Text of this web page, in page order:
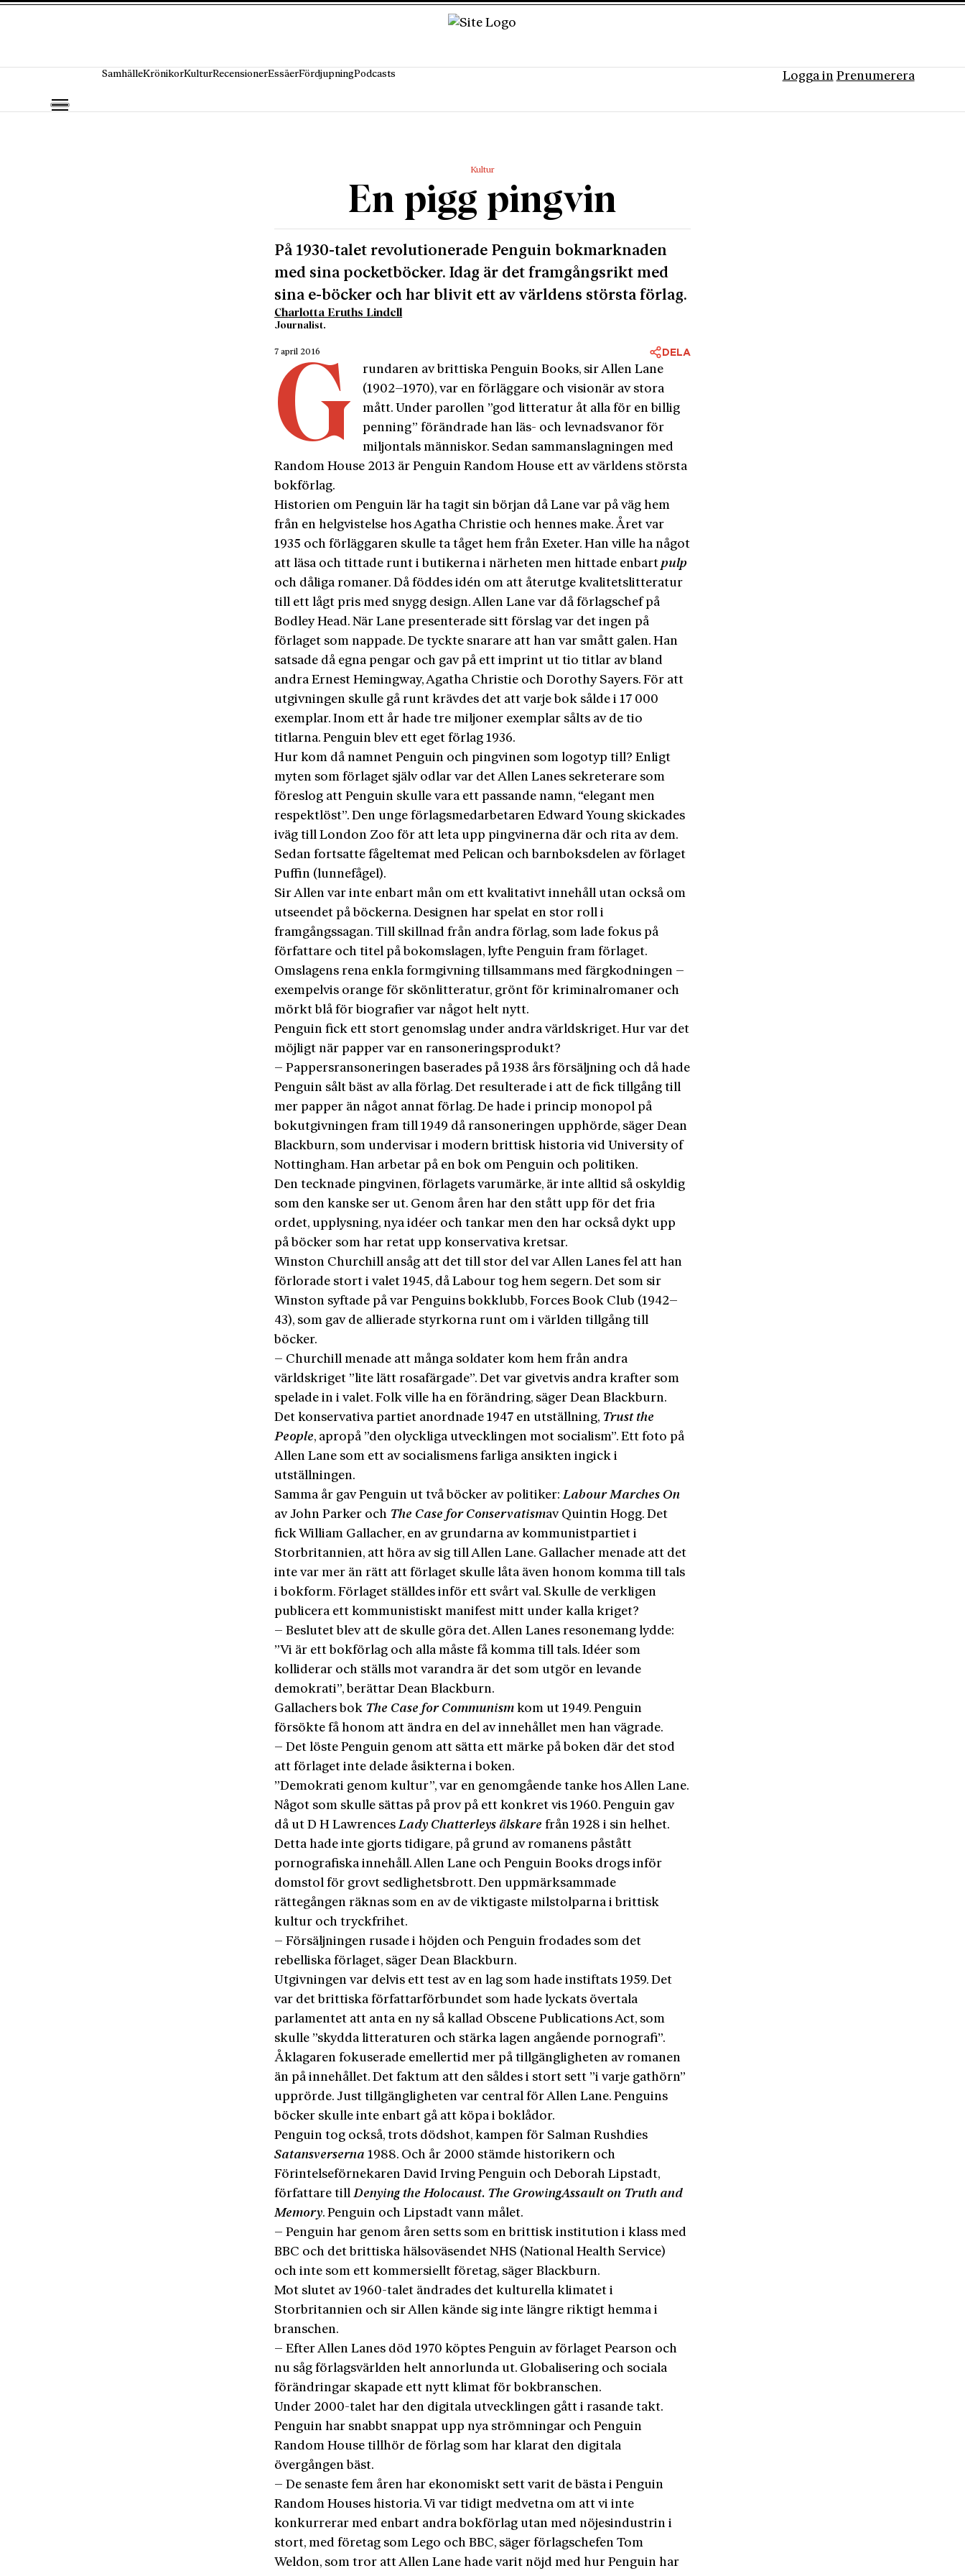
SamhälleKrönikorKulturRecensionerEssäerFördjupningPodcasts Logga in Prenumerera
Kultur
En pigg pingvin
På 1930-talet revolutionerade Penguin bokmarknaden
med sina pocketböcker. Idag är det framgångsrikt med
sina e-böcker och har blivit ett av världens största förlag.
Charlotta Eruths Lindell
Journalist.
7 april 2016 DELA
G
rundaren av brittiska Penguin Books, sir Allen Lane
(1902–1970), var en förläggare och visionär av stora
mått. Under parollen ”god litteratur åt alla för en billig
penning” förändrade han läs- och levnadsvanor för
miljontals människor. Sedan sammanslagningen med
Random House 2013 är Penguin Random House ett av världens största
bokförlag.
Historien om Penguin lär ha tagit sin början då Lane var på väg hem
från en helgvistelse hos Agatha Christie och hennes make. Året var
1935 och förläggaren skulle ta tåget hem från Exeter. Han ville ha något
att läsa och tittade runt i butikerna i närheten men hittade enbartpulp
och dåliga romaner. Då föddes idén om att återutge kvalitetslitteratur
till ett lågt pris med snygg design. Allen Lane var då förlagschef på
Bodley Head. När Lane presenterade sitt förslag var det ingen på
förlaget som nappade. De tyckte snarare att han var smått galen. Han
satsade då egna pengar och gav på ett imprint ut tio titlar av bland
andra Ernest Hemingway, Agatha Christie och Dorothy Sayers. För att
utgivningen skulle gå runt krävdes det att varje bok sålde i 17 000
exemplar. Inom ett år hade tre miljoner exemplar sålts av de tio
titlarna. Penguin blev ett eget förlag 1936.
Hur kom då namnet Penguin och pingvinen som logotyp till? Enligt
myten som förlaget själv odlar var det Allen Lanes sekreterare som
föreslog att Penguin skulle vara ett passande namn, “elegant men
respektlöst”. Den unge förlagsmedarbetaren Edward Young skickades
iväg till London Zoo för att leta upp pingvinerna där och rita av dem.
Sedan fortsatte fågeltemat med Pelican och barnboksdelen av förlaget
Puffin (lunnefågel).
Sir Allen var inte enbart mån om ett kvalitativt innehåll utan också om
utseendet på böckerna. Designen har spelat en stor roll i
framgångssagan. Till skillnad från andra förlag, som lade fokus på
författare och titel på bokomslagen, lyfte Penguin fram förlaget.
Omslagens rena enkla formgivning tillsammans med färgkodningen –
exempelvis orange för skönlitteratur, grönt för kriminalromaner och
mörkt blå för biografier var något helt nytt.
Penguin fick ett stort genomslag under andra världskriget. Hur var det
möjligt när papper var en ransoneringsprodukt?
– Pappersransoneringen baserades på 1938 års försäljning och då hade
Penguin sålt bäst av alla förlag. Det resulterade i att de fick tillgång till
mer papper än något annat förlag. De hade i princip monopol på
bokutgivningen fram till 1949 då ransoneringen upphörde, säger Dean
Blackburn, som undervisar i modern brittisk historia vid University of
Nottingham. Han arbetar på en bok om Penguin och politiken.
Den tecknade pingvinen, förlagets varumärke, är inte alltid så oskyldig
som den kanske ser ut. Genom åren har den stått upp för det fria
ordet, upplysning, nya idéer och tankar men den har också dykt upp
på böcker som har retat upp konservativa kretsar.
Winston Churchill ansåg att det till stor del var Allen Lanes fel att han
förlorade stort i valet 1945, då Labour tog hem segern. Det som sir
Winston syftade på var Penguins bokklubb, Forces Book Club (1942–
43), som gav de allierade styrkorna runt om i världen tillgång till
böcker.
– Churchill menade att många soldater kom hem från andra
världskriget ”lite lätt rosafärgade”. Det var givetvis andra krafter som
spelade in i valet. Folk ville ha en förändring, säger Dean Blackburn.
Det konservativa partiet anordnade 1947 en utställning, Trust the
People, apropå ”den olyckliga utvecklingen mot socialism”. Ett foto på
Allen Lane som ett av socialismens farliga ansikten ingick i
utställningen.
Samma år gav Penguin ut två böcker av politiker:Labour Marches On
av John Parker och The Case for Conservatismav Quintin Hogg. Det
fick William Gallacher, en av grundarna av kommunistpartiet i
Storbritannien, att höra av sig till Allen Lane. Gallacher menade att det
inte var mer än rätt att förlaget skulle låta även honom komma till tals
i bokform. Förlaget ställdes inför ett svårt val. Skulle de verkligen
publicera ett kommunistiskt manifest mitt under kalla kriget?
– Beslutet blev att de skulle göra det. Allen Lanes resonemang lydde:
”Vi är ett bokförlag och alla måste få komma till tals. Idéer som
kolliderar och ställs mot varandra är det som utgör en levande
demokrati”, berättar Dean Blackburn.
Gallachers bok The Case for Communism kom ut 1949. Penguin
försökte få honom att ändra en del av innehållet men han vägrade.
– Det löste Penguin genom att sätta ett märke på boken där det stod
att förlaget inte delade åsikterna i boken.
”Demokrati genom kultur”, var en genomgående tanke hos Allen Lane.
Något som skulle sättas på prov på ett konkret vis 1960. Penguin gav
då ut D H LawrencesLady Chatterleys älskare från 1928 i sin helhet.
Detta hade inte gjorts tidigare, på grund av romanens påstått
pornografiska innehåll. Allen Lane och Penguin Books drogs inför
domstol för grovt sedlighetsbrott. Den uppmärksammade
rättegången räknas som en av de viktigaste milstolparna i brittisk
kultur och tryckfrihet.
– Försäljningen rusade i höjden och Penguin frodades som det
rebelliska förlaget, säger Dean Blackburn.
Utgivningen var delvis ett test av en lag som hade instiftats 1959. Det
var det brittiska författarförbundet som hade lyckats övertala
parlamentet att anta en ny så kallad Obscene Publications Act, som
skulle ”skydda litteraturen och stärka lagen angående pornografi”.
Åklagaren fokuserade emellertid mer på tillgängligheten av romanen
än på innehållet. Det faktum att den såldes i stort sett ”i varje gathörn”
upprörde. Just tillgängligheten var central för Allen Lane. Penguins
böcker skulle inte enbart gå att köpa i boklådor.
Penguin tog också, trots dödshot, kampen för Salman Rushdies
Satansverserna1988. Och år 2000 stämde historikern och
Förintelseförnekaren David Irving Penguin och Deborah Lipstadt,
författare tillDenyingthe Holocaust. The GrowingAssaulton Truth and
Memory. Penguin och Lipstadt vann målet.
– Penguin har genom åren setts som en brittisk institution i klass med
BBC och det brittiska hälsoväsendet NHS (National Health Service)
och inte som ett kommersiellt företag, säger Blackburn.
Mot slutet av 1960-talet ändrades det kulturella klimatet i
Storbritannien och sir Allen kände sig inte längre riktigt hemma i
branschen.
– Efter Allen Lanes död 1970 köptes Penguin av förlaget Pearson och
nu såg förlagsvärlden helt annorlunda ut. Globalisering och sociala
förändringar skapade ett nytt klimat för bokbranschen.
Under 2000-talet har den digitala utvecklingen gått i rasande takt.
Penguin har snabbt snappat upp nya strömningar och Penguin
Random House tillhör de förlag som har klarat den digitala
övergången bäst.
– De senaste fem åren har ekonomiskt sett varit de bästa i Penguin
Random Houses historia. Vi var tidigt medvetna om att vi inte
konkurrerar med enbart andra bokförlag utan med nöjesindustrin i
stort, med företag som Lego och BBC, säger förlagschefen Tom
Weldon, som tror att Allen Lane hade varit nöjd med hur Penguin har